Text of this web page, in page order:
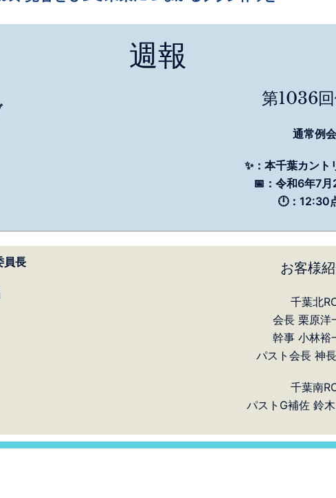
週報
第1036
通常例会
✨：本千葉カント
📅：令和6年7
🕛：12:30
員長 お客様
千葉北
会長 栗原洋
幹事 小林裕
パスト会長 神
千葉南
パストG補佐 鈴